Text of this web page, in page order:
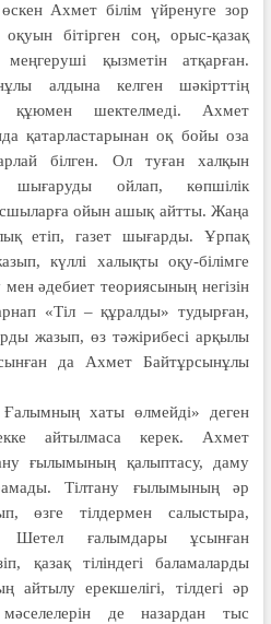
Ахмет білім үйренуге зор
бітірген соң, орыс-қазақ
қызметін атқарған.
алдына келген шәкірттің
құюмен шектелмеді. Ахмет
қатарластарынан оқ бойы оза
білген. Ол туған халқын
ойлап, көпшілік
ойын ашық айтты. Жаңа
етіп, газет шығарды. Ұрпақ
күллі халықты оқу-білімге
әдебиет теориясының негізін
«Тіл – құралды» тудырған,
жазып, өз тәжірибесі арқылы
да Ахмет Байтұрсынұлы
хаты өлмейді» деген
айтылмаса керек. Ахмет
ғылымының қалыптасу, даму
Тілтану ғылымының әр
өзге тілдермен салыстыра,
Шетел ғалымдары ұсынған
қазақ тілін­дегі баламаларды
айтылу ерекшелігі, тілдегі әр
де назардан тыс